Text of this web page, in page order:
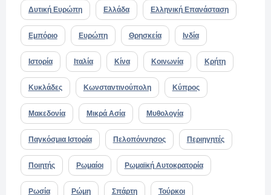
Δυτική Ευρώπη Ελλάδα Ελληνική Επανάσταση
Εμπόριο Ευρώπη Θρησκεία Ινδία
Ιστορία Ιταλία Κίνα Κοινωνία Κρήτη
Κυκλάδες Κωνσταντινούπολη Κύπρος
Μακεδονία Μικρά Ασία Μυθολογία
Παγκόσμια Ιστορία Πελοπόννησος Περιηγητές
Ποιητής Ρωμαίοι Ρωμαϊκή Αυτοκρατορία
Ρωσία Ρώμη Σπάρτη Τούρκοι